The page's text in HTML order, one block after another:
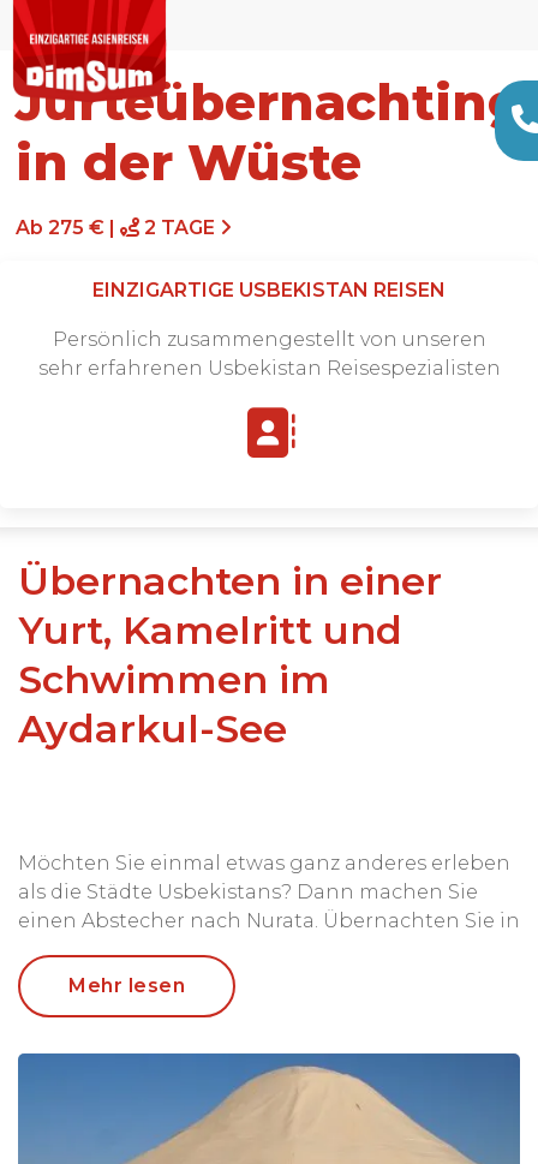
Jurteübernachting
in der Wüste
Ab 275 € | 2 TAGE
Angebot anfordern
EINZIGARTIGE USBEKISTAN REISEN
Persönlich zusammengestellt von unseren
sehr erfahrenen Usbekistan Reisespezialisten
Übernachten in einer
Yurt, Kamelritt und
Schwimmen im
Aydarkul-See
Möchten Sie einmal etwas ganz anderes erleben
als die Städte Usbekistans? Dann machen Sie
einen Abstecher nach Nurata. Übernachten Sie in
Kameltour und springen Sie anschließend in den
Aydarkul-See. Ein idealer Zwischenstopp
Wir bieten hier auch spannende Ausflüge
Ihre Reise noch abwechslungsreicher machen.
Mehr lesen